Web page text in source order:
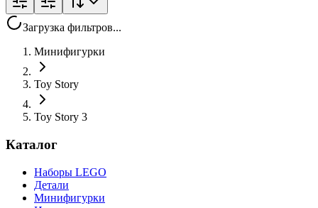
Загрузка фильтров...
Минифигурки
Toy Story
Toy Story 3
Каталог
Наборы LEGO
Детали
Минифигурки